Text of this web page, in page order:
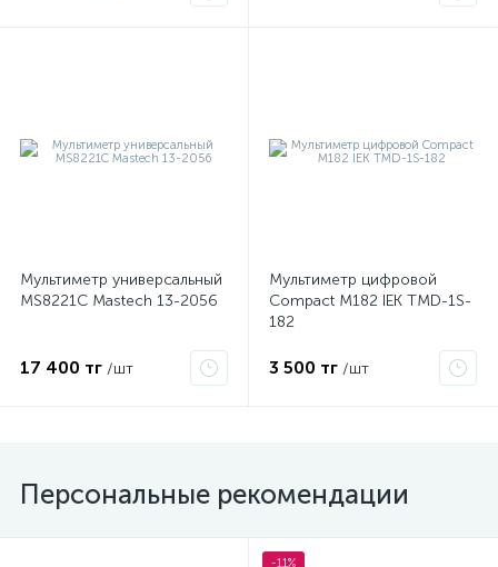
Мультиметр универсальный
MS8221C Mastech 13-2056
17 400 тг /шт
Мультиметр цифровой
Compact M182 IEK TMD-1S-
182
3 500 тг /шт
Персональные рекомендации
-11%